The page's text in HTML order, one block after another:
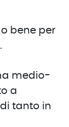
bene per
medio-
a
tanto in